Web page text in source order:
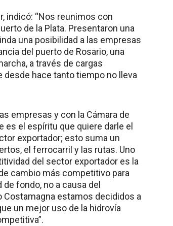
indicó: “Nos reunimos con
de la Plata. Presentaron una
una posibilidad a las empresas
del puerto de Rosario, una
a través de cargas
desde hace tanto tiempo no lleva
empresas y con la Cámara de
es el espíritu que quiere darle el
exportador; esto suma un
el ferrocarril y las rutas. Uno
del sector exportador es la
cambio más competitivo para
fondo, no a causa del
Costamagna estamos decididos a
un mejor uso de la hidrovía